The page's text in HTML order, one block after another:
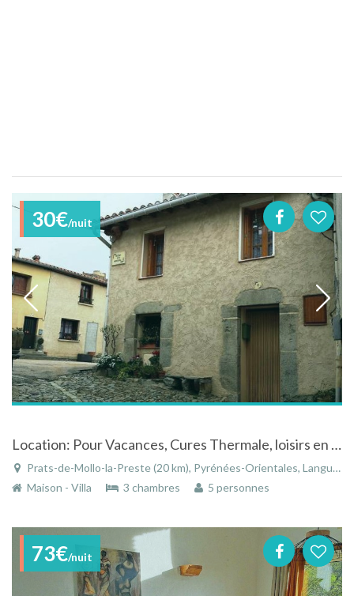
30€/nuit
Location: Pour Vacances, Cures Thermale, loisirs en Montagne. Se Ressourcer dans une Maison en pierres à Prats de Mollo la Preste.
Prats-de-Mollo-la-Preste (20 km), Pyrénées-Orientales, Languedoc-Roussillon, Occitanie, France
Maison - Villa
3 chambres 5 personnes
73€/nuit